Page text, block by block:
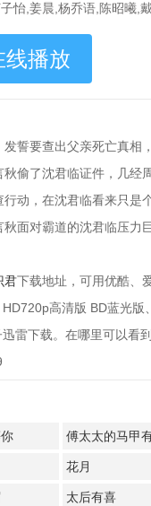
怡,姜晨,杨乔语,陈昭曦,
线播放
誓要查出父亲死亡真相
偷了沈君临证件，几经
动，在沈君临看来只是
面对霸道的沈君临压力
君下载地址，可用优酷、
高清版 BD蓝光版
雷下载。在哪里可以看
傅太太的马甲
点多
花月
太后有喜